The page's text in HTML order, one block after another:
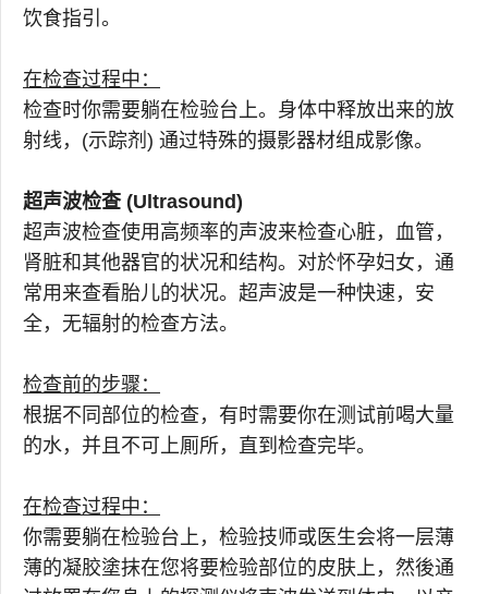
饮食指引。
在检查过程中：
检查时你需要躺在检验台上。身体中释放出来的放
射线，(示踪剂) 通过特殊的摄影器材组成影像。
超声波检查 (Ultrasound)
超声波检查使用高频率的声波来检查心脏，血管，
肾脏和其他器官的状况和结构。对於怀孕妇女，通
常用来查看胎儿的状况。超声波是一种快速，安
全，无辐射的检查方法。
检查前的步骤：
根据不同部位的检查，有时需要你在测试前喝大量
的水，并且不可上厠所，直到检查完毕。
在检查过程中：
你需要躺在检验台上，检验技师或医生会将一层薄
薄的凝胶塗抹在您将要检验部位的皮肤上，然後通